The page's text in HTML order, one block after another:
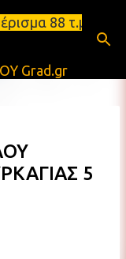
Grad.gr
5